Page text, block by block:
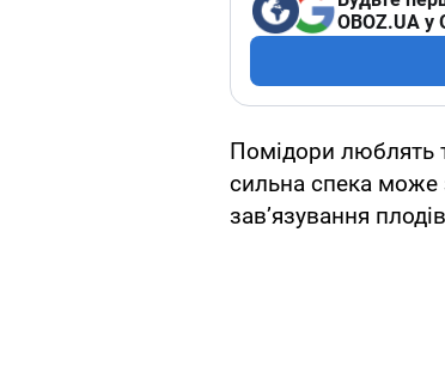
OBOZ.UA у
Помідори люблять
сильна спека може
зав’язування